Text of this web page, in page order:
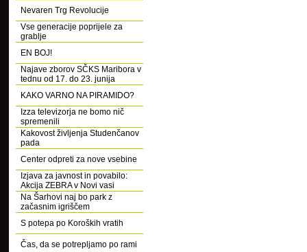
Nevaren Trg Revolucije
Vse generacije poprijele za
grablje
EN BOJ!
Najave zborov SČKS Maribora v
tednu od 17. do 23. junija
KAKO VARNO NA PIRAMIDO?
Izza televizorja ne bomo nič
spremenili
Kakovost življenja Studenčanov
pada
Center odpreti za nove vsebine
Izjava za javnost in povabilo:
Akcija ZEBRA v Novi vasi
Na Šarhovi naj bo park z
začasnim igriščem
S potepa po Koroških vratih
Čas, da se potrepljamo po rami